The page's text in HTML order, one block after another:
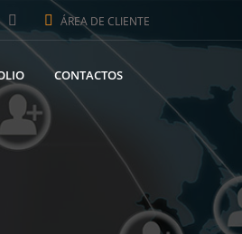
ÁREA DE CLIENTE
CONTACTOS